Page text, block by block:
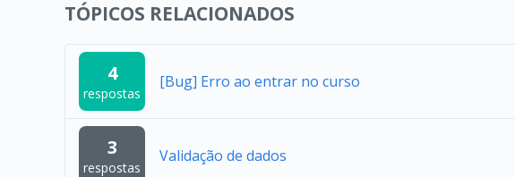
TÓPICOS RELACIONADOS
4
respostas
[Bug] Erro ao entrar no curso
3
respostas
Validação de dados